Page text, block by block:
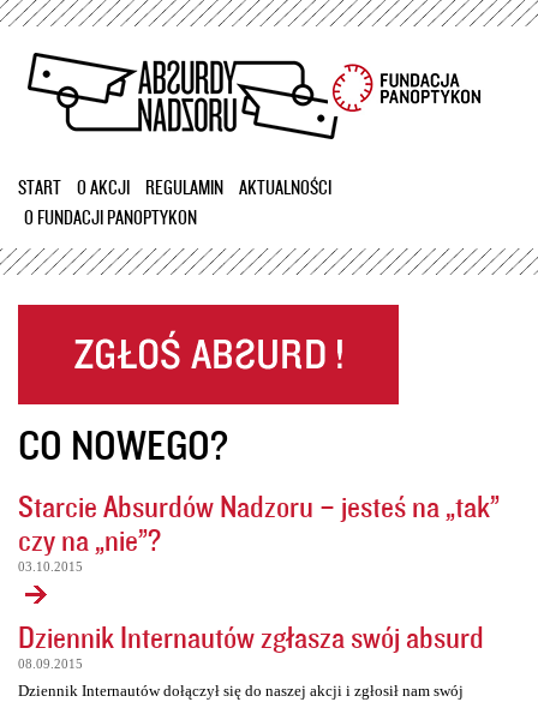
Przejdź
treści
START O AKCJI REGULAMIN
AKTUALNOŚCI
O FUNDACJI PANOPTYKON
CO NOWEGO?
Starcie Absurdów Nadzoru – jesteś na „tak”
czy na „nie”?
03.10.2015
Dziennik Internautów zgłasza swój absurd
08.09.2015
Dziennik Internautów dołączył się do naszej akcji i zgłosił nam swój